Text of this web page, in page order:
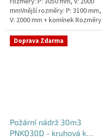
mmVnější rozměry: P: 3100 mm,
V: 2000 mm + komínek Rozměry
nádrže možno jakkoliv upravit -
vyrobíme nádrž na...
Doprava Zdarma
Požární nádrž 30m3
PNKO30D - kruhová k